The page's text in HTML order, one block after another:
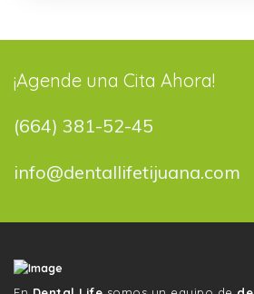
¡Agende una Cita Ahora!
(664) 381-52-45
info@dentallifetijuana.com